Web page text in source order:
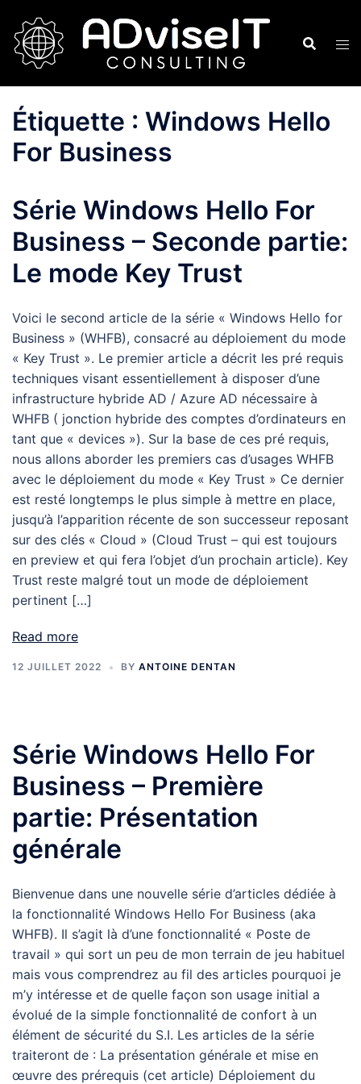
contenu
Étiquette : Windows Hello
For Business
Série Windows Hello For
Business – Seconde partie:
Le mode Key Trust
Voici le second article de la série « Windows Hello for
Business » (WHFB), consacré au déploiement du mode
« Key Trust ». Le premier article a décrit les pré requis
techniques visant essentiellement à disposer d’une
infrastructure hybride AD / Azure AD nécessaire à
WHFB ( jonction hybride des comptes d’ordinateurs en
tant que « devices »). Sur la base de ces pré requis,
nous allons aborder les premiers cas d’usages WHFB
avec le déploiement du mode « Key Trust » Ce dernier
est resté longtemps le plus simple à mettre en place,
jusqu’à l’apparition récente de son successeur reposant
sur des clés « Cloud » (Cloud Trust – qui est toujours
en preview et qui fera l’objet d’un prochain article). Key
Trust reste malgré tout un mode de déploiement
pertinent […]
Read more
12 JUILLET 2022 BY ANTOINE DENTAN
Série Windows Hello For
Business – Première
partie: Présentation
générale
Bienvenue dans une nouvelle série d’articles dédiée à
la fonctionnalité Windows Hello For Business (aka
WHFB). Il s’agit là d’une fonctionnalité « Poste de
travail » qui sort un peu de mon terrain de jeu habituel
mais vous comprendrez au fil des articles pourquoi je
m’y intéresse et de quelle façon son usage initial a
évolué de la simple fonctionnalité de confort à un
élément de sécurité du S.I. Les articles de la série
traiteront de : La présentation générale et mise en
œuvre des prérequis (cet article) Déploiement du